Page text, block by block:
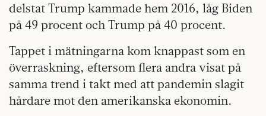
delstat Trump kammade hem 2016, låg Biden
på 49 procent och Trump på 40 procent.
Tappet i mätningarna kom knappast som en
överraskning, eftersom flera andra visat på
samma trend i takt med att pandemin slagit
hårdare mot den amerikanska ekonomin.